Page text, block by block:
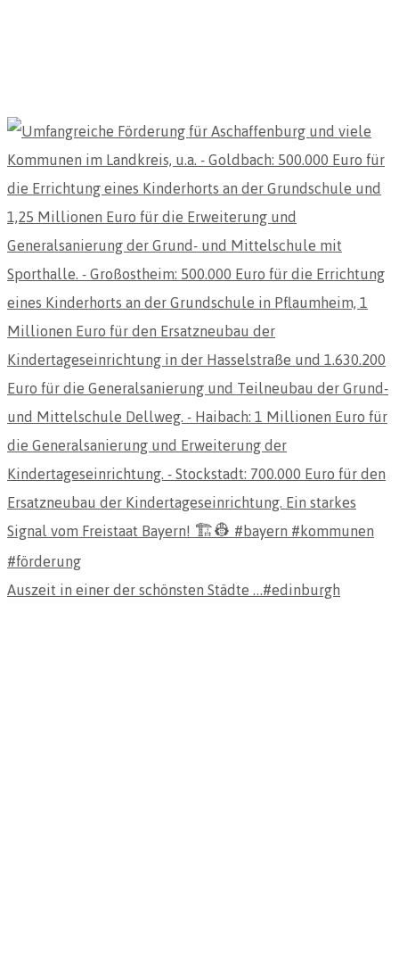
Auszeit in einer der schönsten Städte …#edinburgh